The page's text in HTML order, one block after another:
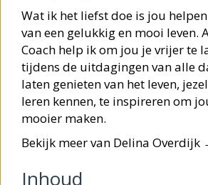
Wat ik het liefst doe is jou
van een gelukkig en mooi leven.
Coach help ik om jou je vrijer te
tijdens de uitdagingen van alle
laten genieten van het leven,
leren kennen, te inspireren om
mooier maken.
Bekijk meer van Delina Overdijk
Inhoud